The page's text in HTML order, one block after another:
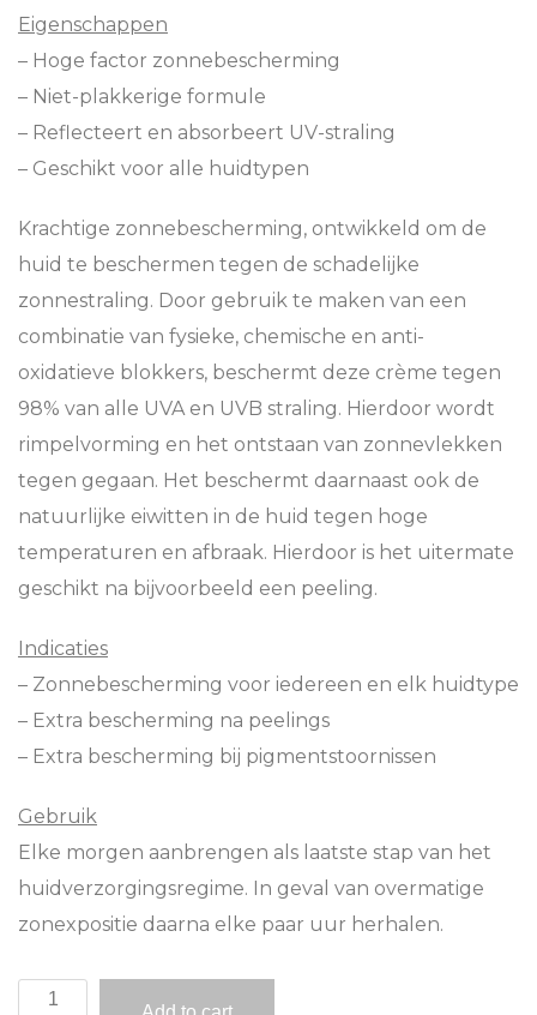
Eigenschappen
– Hoge factor zonnebescherming
– Niet-plakkerige formule
– Reflecteert en absorbeert UV-straling
– Geschikt voor alle huidtypen
Krachtige zonnebescherming, ontwikkeld om de
huid te beschermen tegen de schadelijke
zonnestraling. Door gebruik te maken van een
combinatie van fysieke, chemische en anti-
oxidatieve blokkers, beschermt deze crème tegen
98% van alle UVA en UVB straling. Hierdoor wordt
rimpelvorming en het ontstaan van zonnevlekken
tegen gegaan. Het beschermt daarnaast ook de
natuurlijke eiwitten in de huid tegen hoge
temperaturen en afbraak. Hierdoor is het uitermate
geschikt na bijvoorbeeld een peeling.
Indicaties
– Zonnebescherming voor iedereen en elk huidtype
– Extra bescherming na peelings
– Extra bescherming bij pigmentstoornissen
Gebruik
Elke morgen aanbrengen als laatste stap van het
huidverzorgingsregime. In geval van overmatige
zonexpositie daarna elke paar uur herhalen.
Skin-